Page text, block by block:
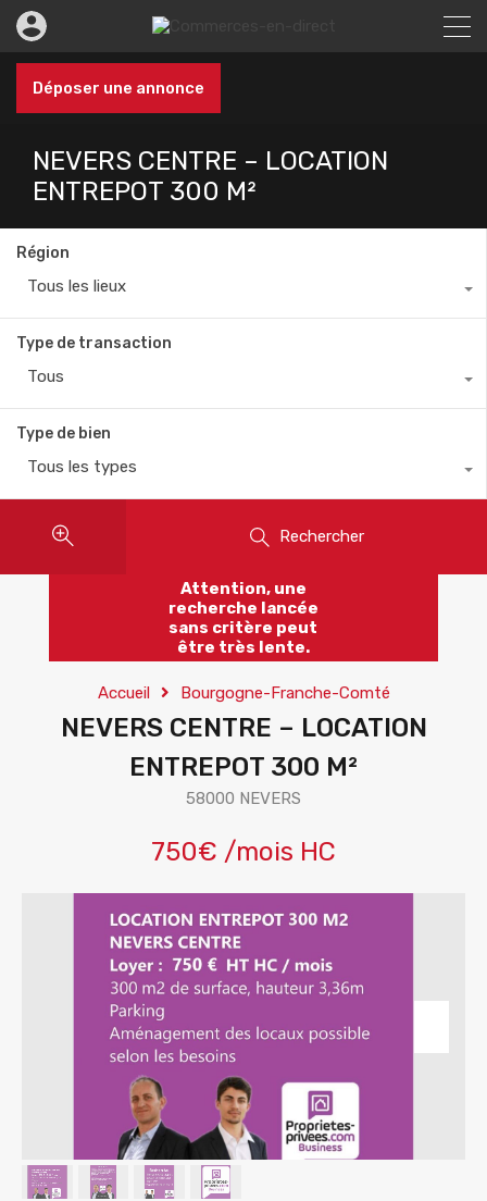
Déposer une annonce
NEVERS CENTRE – LOCATION
ENTREPOT 300 M²
Région
Tous les lieux
Type de transaction
Tous
Type de bien
Tous les types
Rechercher
Attention, une
recherche lancée
sans critère peut
être très lente.
Accueil Bourgogne-Franche-Comté
NEVERS CENTRE – LOCATION
ENTREPOT 300 M²
58000 NEVERS
750€ /mois HC